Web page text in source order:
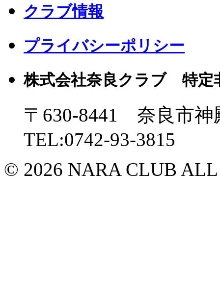
クラブ情報
プライバシーポリシー
株式会社奈良クラブ 特定
〒630-8441 奈良市
TEL:0742-93-3815
© 2026 NARA CLUB ALL